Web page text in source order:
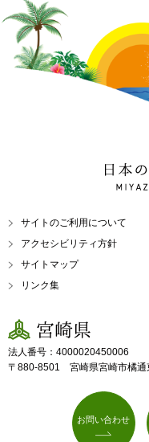
日本の
サイトのご利用について
アクセシビリティ方針
サイトマップ
リンク集
宮崎県
法人番号：4000020450006
〒880-8501 宮崎県宮崎市橘通
お問い合わせ